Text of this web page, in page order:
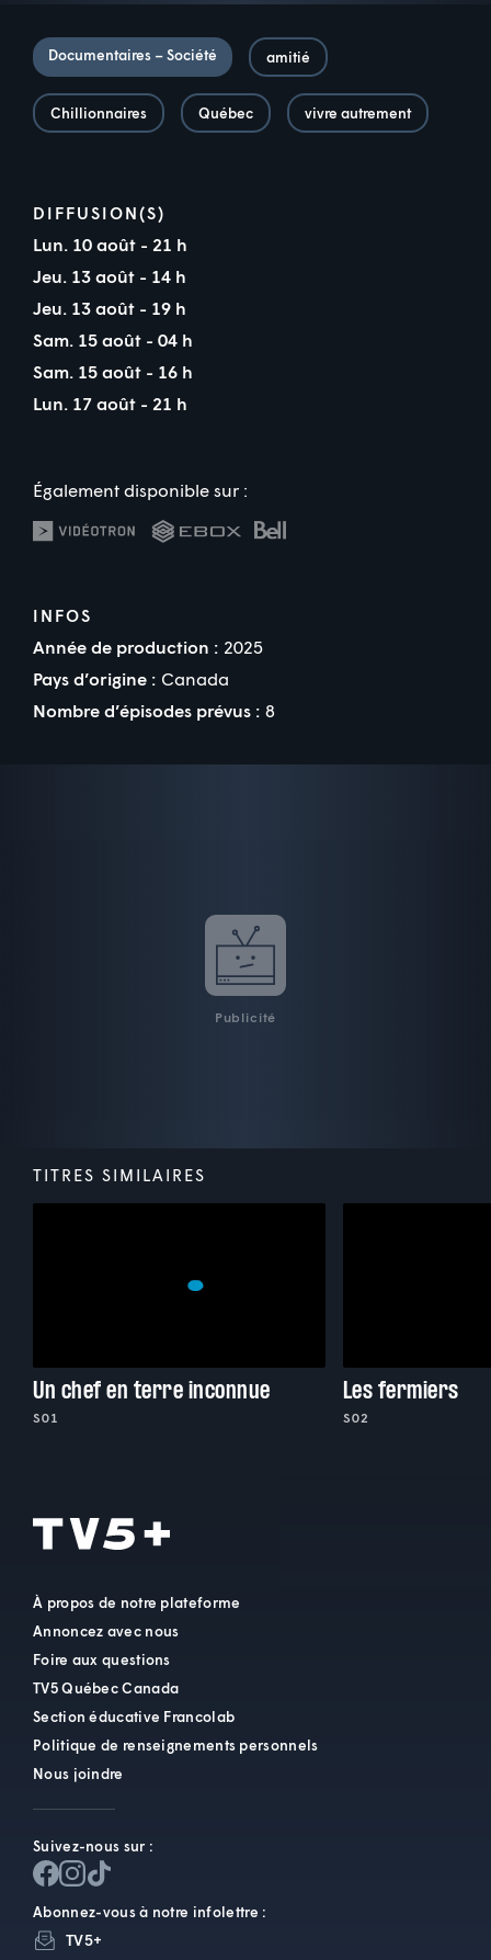
Documentaires – Société amitié
Chillionnaires Québec vivre autrement
DIFFUSION(S)
Lun. 10 août - 21 h
Jeu. 13 août - 14 h
Jeu. 13 août - 19 h
Sam. 15 août - 04 h
Sam. 15 août - 16 h
Lun. 17 août - 21 h
Également disponible sur :
INFOS
Année de production : 2025
Pays d’origine : Canada
Nombre d’épisodes prévus : 8
Publicité
TITRES SIMILAIRES
Un chef en terre inconnue
S01
Les fermiers
S02
À propos de notre plateforme
Annoncez avec nous
Foire aux questions
TV5 Québec Canada
Section éducative Francolab
Politique de renseignements personnels
Nous joindre
Suivez-nous sur :
Abonnez-vous à notre infolettre :
TV5+